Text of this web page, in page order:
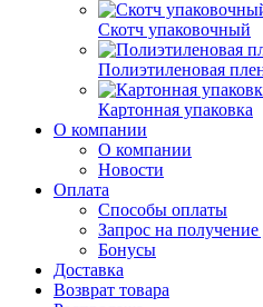
Скотч упаковочный
Полиэтиленовая
Картонная упаковка
О компании
О компании
Новости
Оплата
Способы оплаты
Запрос на
Бонусы
Доставка
Возврат товара